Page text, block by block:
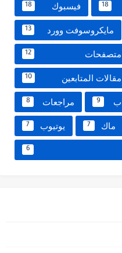
18 فيسبوك 18
مايكروسوفت وورد 13
متصفحات 12
مقالات المتابعين 10
9 مراجعات 8
ماك 7 يوتيوب 7
6